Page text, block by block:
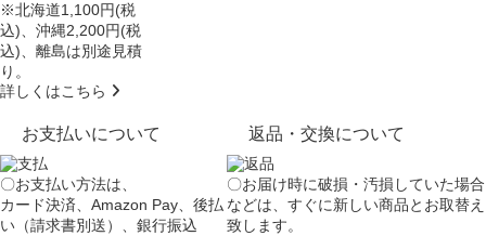
※北海道1,100円(税
込)、沖縄2,200円(税
込)、離島は別途見積
り。
詳しくはこちら
お支払いについて
〇お支払い方法は、
カード決済、Amazon Pay、後払
い（請求書別送）、銀行振込
返品・交換について
〇お届け時に破損・汚損していた場合
などは、すぐに新しい商品とお取替え
致します。